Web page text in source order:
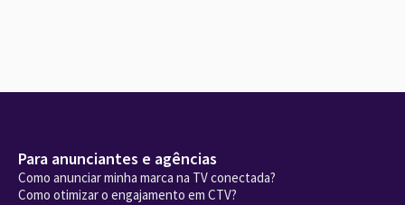
Para anunciantes e agências
Como anunciar minha marca na TV conectada?
Como otimizar o engajamento em CTV?